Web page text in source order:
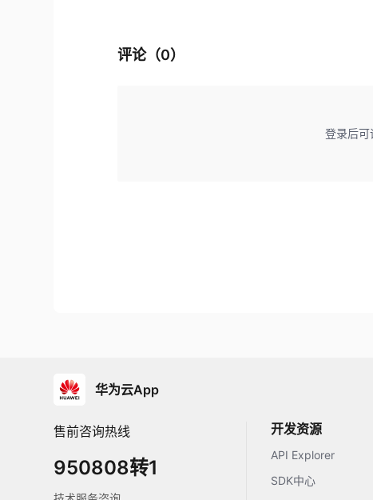
评论（0）
登录后可
华为云App
售前咨询热线
950808转1
开发资源
API Explorer
SDK中心